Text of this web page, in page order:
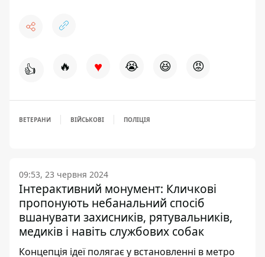
👍 🔥 ♥ 😭 😆 😡
ВЕТЕРАНИ ВІЙСЬКОВІ ПОЛІЦІЯ
09:53, 23 червня 2024
Інтерактивний монумент: Кличкові
пропонують небанальний спосіб
вшанувати захисників, рятувальників,
медиків і навіть службових собак
Концепція ідеї полягає у встановленні в метро